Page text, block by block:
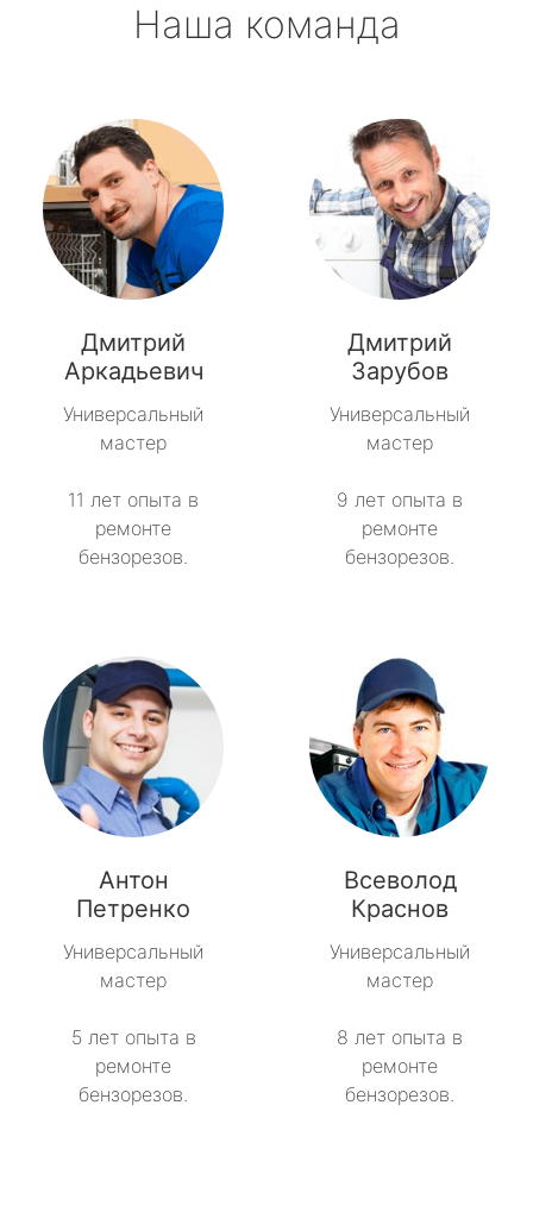
Наша команда
Дмитрий
Аркадьевич
Универсальный
мастер
11 лет опыта в
ремонте
бензорезов.
Дмитрий
Зарубов
Универсальный
мастер
9 лет опыта в
ремонте
бензорезов.
Антон
Петренко
Универсальный
мастер
5 лет опыта в
ремонте
бензорезов.
Всеволод
Краснов
Универсальный
мастер
8 лет опыта в
ремонте
бензорезов.